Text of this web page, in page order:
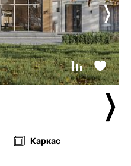
Каркас